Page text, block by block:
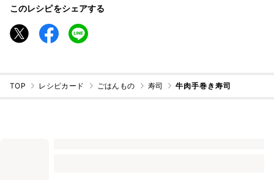
このレシピをシェアする
TOP レシピカード ごはんもの 寿司 牛肉手巻き寿司